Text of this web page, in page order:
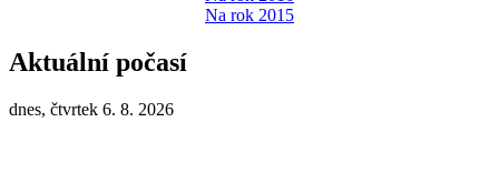
Na rok 2015
Aktuální počasí
dnes, čtvrtek 6. 8. 2026